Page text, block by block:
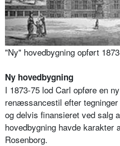
"Ny" hovedbygning opført
Ny hovedbygning
I 1873-75 lod Carl opføre en
renæssancestil efter
og delvis finansieret ved salg
hovedbygning havde karakter
Rosenborg.